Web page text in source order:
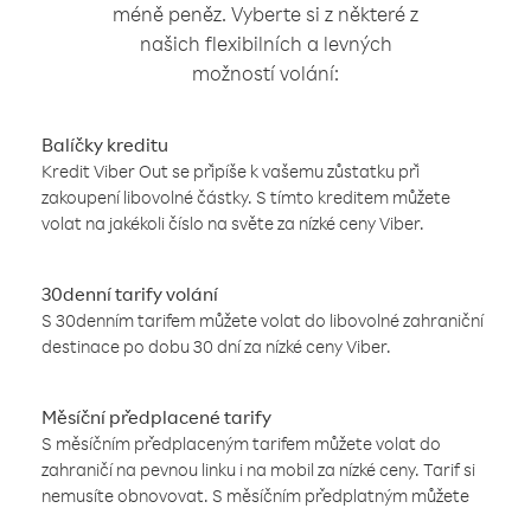
méně peněz. Vyberte si z některé z
našich flexibilních a levných
možností volání:
Balíčky kreditu
Kredit Viber Out se připíše k vašemu zůstatku při
zakoupení libovolné částky. S tímto kreditem můžete
volat na jakékoli číslo na světe za nízké ceny Viber.
30denní tarify volání
S 30denním tarifem můžete volat do libovolné zahraniční
destinace po dobu 30 dní za nízké ceny Viber.
Měsíční předplacené tarify
S měsíčním předplaceným tarifem můžete volat do
zahraničí na pevnou linku i na mobil za nízké ceny. Tarif si
nemusíte obnovovat. S měsíčním předplatným můžete